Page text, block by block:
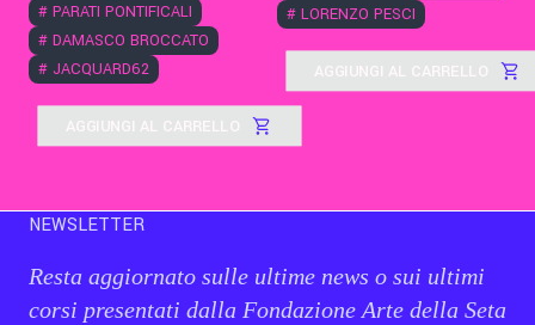
# PARATI PONTIFICALI
# DAMASCO BROCCATO
# JACQUARD62
AGGIUNGI AL CARRELLO
# LORENZO PESCI
AGGIUNGI AL CARRELLO
NEWSLETTER
Resta aggiornato sulle ultime news o sui ultimi
corsi presentati dalla Fondazione Arte della Seta